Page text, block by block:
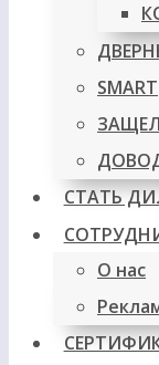
SMART
СТАТЬ
О нас